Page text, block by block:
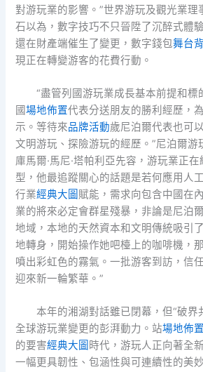
對游玩業的影響。”世界游玩及觀光業理
石以為，數字技巧不只晉陞了沉醉式體
還在財產端催生了變更，數字錢包舞台
現正在轉變游客的花費行動。
“盡管列國游玩業成長基本前提和標
國場地佈置代表分送朋友的勝利經歷，
示。等待來品牌活動歲尼泊爾代表也可
文明游玩、探險游玩的經歷。”尼泊爾游
庫馬爾·馬尼·塔帕利亞先容，游玩業正
型，他最追蹤關心的話題是若何應用人
行業經典大圖 賦能，需求向包含中國在
業的將來必定會群星殘暴，非論是尼泊
地域，本地的天然資本和文明傳統吸引
地轉身，開始操作她吧檯上的咖啡機，
噴出彩虹色的霧氣。一批游客到訪，信
迎來新一輪繁華。”
本年的湘湖對話雖已閉幕，但“破界
全球游玩業變更的彭湃動力。站場地佈
的要害經典大圖 時代，游玩人正向著全
一幅更具韌性、包涵性與可連續性的美